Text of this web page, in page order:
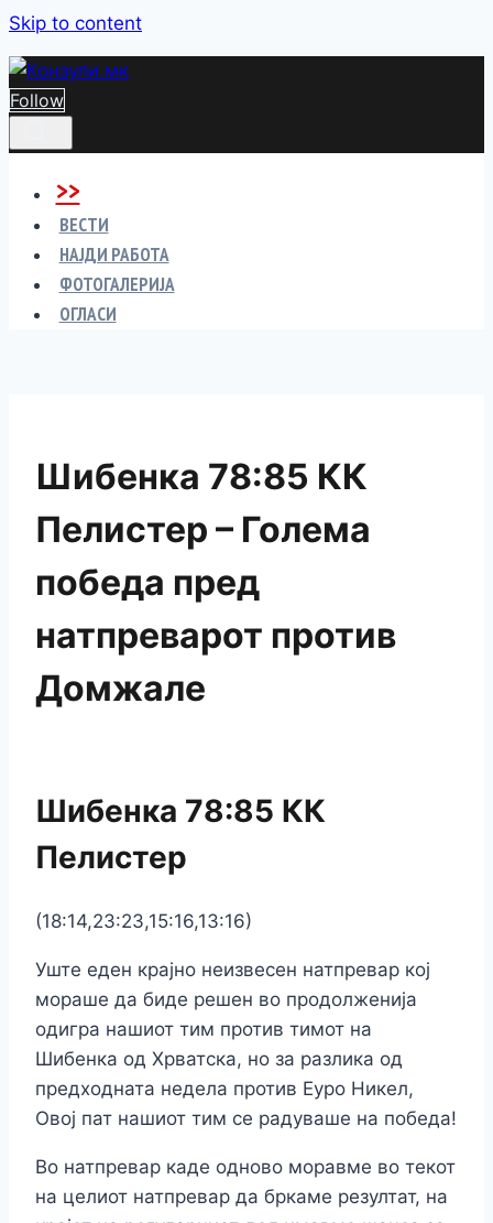
Skip to content
Follow
>>
ВЕСТИ
НАЈДИ РАБОТА
ФОТОГАЛЕРИЈА
ОГЛАСИ
Шибенка 78:85 КК
Пелистер – Голема
победа пред
натпреварот против
Домжале
Шибенка 78:85 КК
Пелистер
(18:14,23:23,15:16,13:16)
Уште еден крајно неизвесен натпревар кој
мораше да биде решен во продолженија
одигра нашиот тим против тимот на
Шибенка од Хрватска, но за разлика од
предходната недела против Еуро Никел,
Овој пат нашиот тим се радуваше на победа!
Во натпревар каде одново моравме во текот
на целиот натпревар да бркаме резултат, на